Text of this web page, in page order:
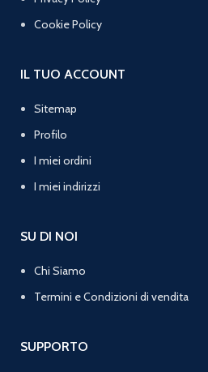
Cookie Policy
IL TUO ACCOUNT
Sitemap
Profilo
I miei ordini
I miei indirizzi
SU DI NOI
Chi Siamo
Termini e Condizioni di vendita
SUPPORTO